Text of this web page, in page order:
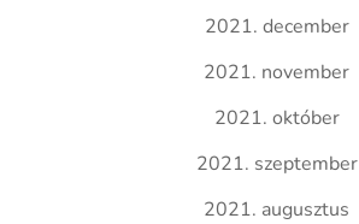
2021. december
2021. november
2021. október
2021. szeptember
2021. augusztus